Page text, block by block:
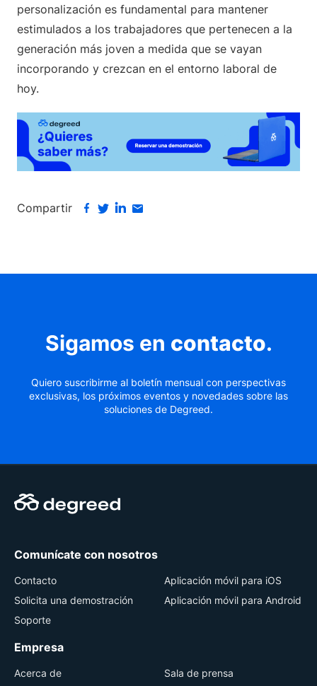
personalización es fundamental para mantener
estimulados a los trabajadores que pertenecen a la
generación más joven a medida que se vayan
incorporando y crezcan en el entorno laboral de
hoy.
Compartir
Sigamos en contacto.
Quiero suscribirme al boletín mensual con perspectivas
exclusivas, los próximos eventos y novedades sobre las
soluciones de Degreed.
Comunícate con nosotros
Contacto
Solicita una demostración
Soporte
Aplicación móvil para iOS
Aplicación móvil para Android
Empresa
Acerca de
Sala de prensa